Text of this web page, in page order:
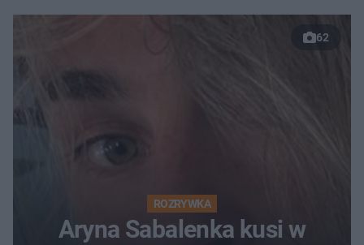
62
ROZRYWKA
Aryna Sabalenka kusi w